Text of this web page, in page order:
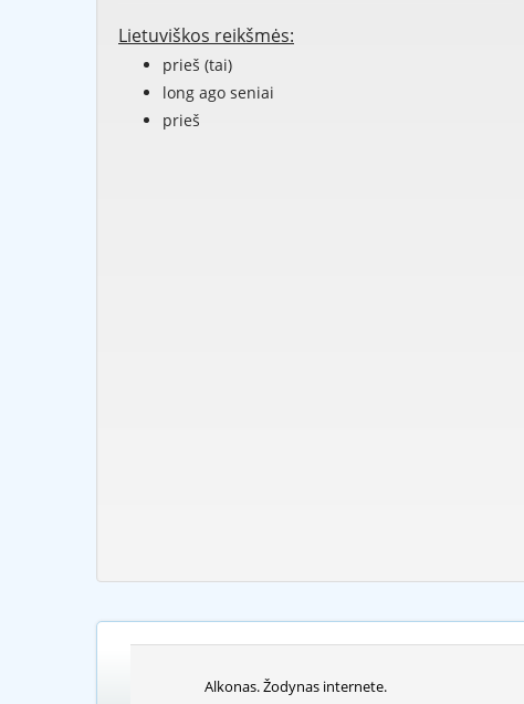
Lietuviškos reikšmės:
prieš (tai)
long ago seniai
prieš
Alkonas. Žodynas internete.